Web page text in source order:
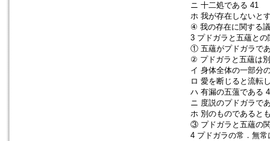
ニ 十二処である 41
ホ 我が存在しないと
④ 我の存在に関する
3 プドガラと五蘊と
① 五蘊がプドガラで
② プドガラと五蘊は
イ 身体全体の一部分
ロ 愛を断じると流転
ハ 有漏の五薀である
ニ 度説のプドガラで
ホ 別のものであると
③ プドガラと五蘊の
4 プドガラの常．無